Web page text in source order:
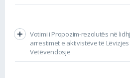
Votimi i Propozim-rezolutës në
arrestimet e aktivistëve të Lëvizjes
Vetëvendosje